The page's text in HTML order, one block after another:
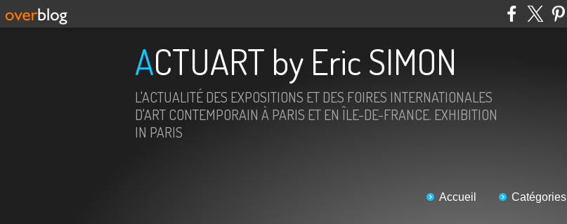
ACTUART by Eric SIMON
L'ACTUALITÉ DES EXPOSITIONS ET DES FOIRES INTERNATIONALES
D'ART CONTEMPORAIN À PARIS ET EN ÎLE-DE-FRANCE. EXHIBITION
IN PARIS
Accueil Catégories